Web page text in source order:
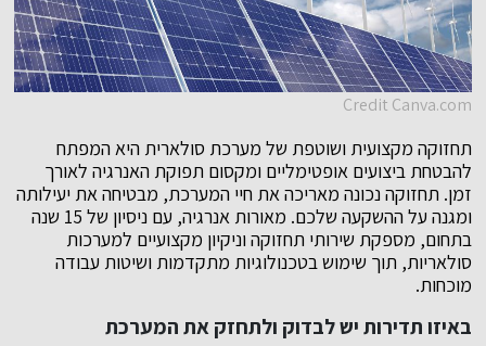
Credit Canva.com
תחזוקה מקצועית ושוטפת של מערכת סולארית היא המפתח
להבטחת ביצועים אופטימליים ומקסום תפוקת האנרגיה לאורך
זמן. תחזוקה נכונה מאריכה את חיי המערכת, מבטיחה את יעילותה
ומגנה על ההשקעה שלכם. מאורות אנרגיה, עם ניסיון של 15 שנה
בתחום, מספקת שירותי תחזוקה וניקיון מקצועיים למערכות
סולאריות, תוך שימוש בטכנולוגיות מתקדמות ושיטות עבודה
מוכחות.
באיזו תדירות יש לבדוק ולתחזק את המערכת